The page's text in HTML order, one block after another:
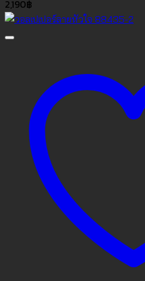
2,190฿